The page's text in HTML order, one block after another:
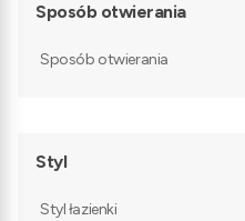
Sposób otwierania
Sposób otwierania
Styl
Styl łazienki